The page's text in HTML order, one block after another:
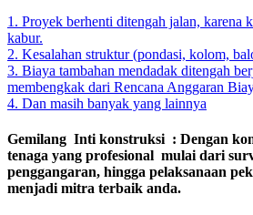
1. Proyek berhenti ditengah jalan, karena
kabur.
2. Kesalahan struktur (pondasi, kolom,
3. Biaya tambahan mendadak ditengah
membengkak dari Rencana Anggaran
4. Dan masih banyak yang lainnya
Gemilang Inti konstruksi : Dengan
tenaga yang profesional mulai dari
penggangaran, hingga pelaksanaan
menjadi mitra terbaik anda.